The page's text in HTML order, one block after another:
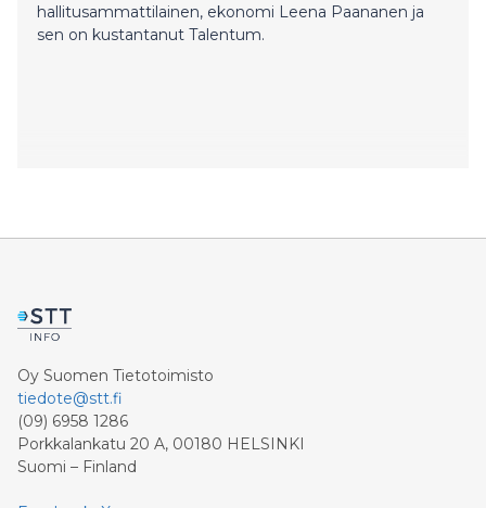
hallitusammattilainen, ekonomi Leena Paananen ja
sen on kustantanut Talentum.
Oy Suomen Tietotoimisto
tiedote@stt.fi
(09) 6958 1286
Porkkalankatu 20 A, 00180 HELSINKI
Suomi – Finland